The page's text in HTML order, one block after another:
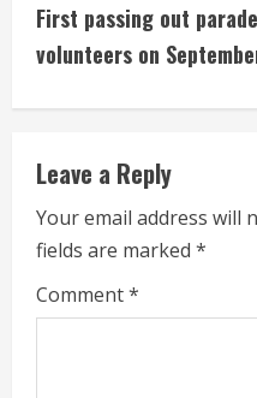
First passing out
volunteers on
Leave a Reply
Your email address will
fields are marked *
Comment*